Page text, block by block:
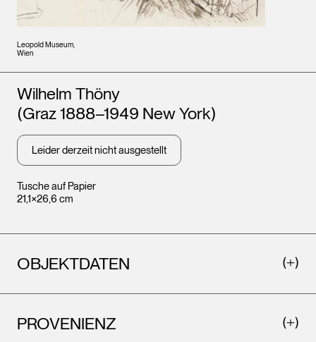
Leopold Museum,
Wien
Tusche auf Papier
21,1×26,6 cm
Künstler*innen
Wilhelm Thöny
(Graz 1888–1949 New York)
Leider derzeit nicht ausgestellt
OBJEKTDATEN
PROVENIENZ